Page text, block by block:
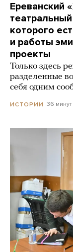
Ереванский
которого
и работы
проекты
Только здесь
разделенные
себя одним
ИСТОРИИ 36 минут